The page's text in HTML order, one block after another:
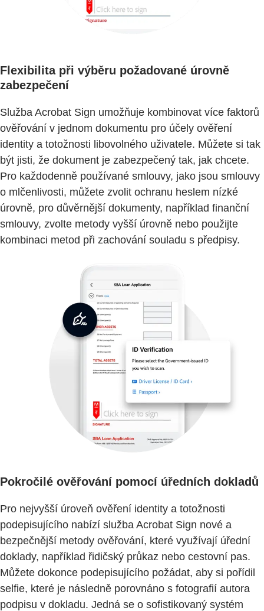
Flexibilita při výběru požadované úrovně
zabezpečení
Služba Acrobat Sign umožňuje kombinovat více faktorů
ověřování v jednom dokumentu pro účely ověření
identity a totožnosti libovolného uživatele. Můžete si tak
být jisti, že dokument je zabezpečený tak, jak chcete.
Pro každodenně používané smlouvy, jako jsou smlouvy
o mlčenlivosti, můžete zvolit ochranu heslem nízké
úrovně, pro důvěrnější dokumenty, například finanční
smlouvy, zvolte metody vyšší úrovně nebo použijte
kombinaci metod při zachování souladu s předpisy.
Pokročilé ověřování pomocí úředních dokladů
Pro nejvyšší úroveň ověření identity a totožnosti
podepisujícího nabízí služba Acrobat Sign nové a
bezpečnější metody ověřování, které využívají úřední
doklady, například řidičský průkaz nebo cestovní pas.
Můžete dokonce podepisujícího požádat, aby si pořídil
selfie, které je následně porovnáno s fotografií autora
podpisu v dokladu. Jedná se o sofistikovaný systém